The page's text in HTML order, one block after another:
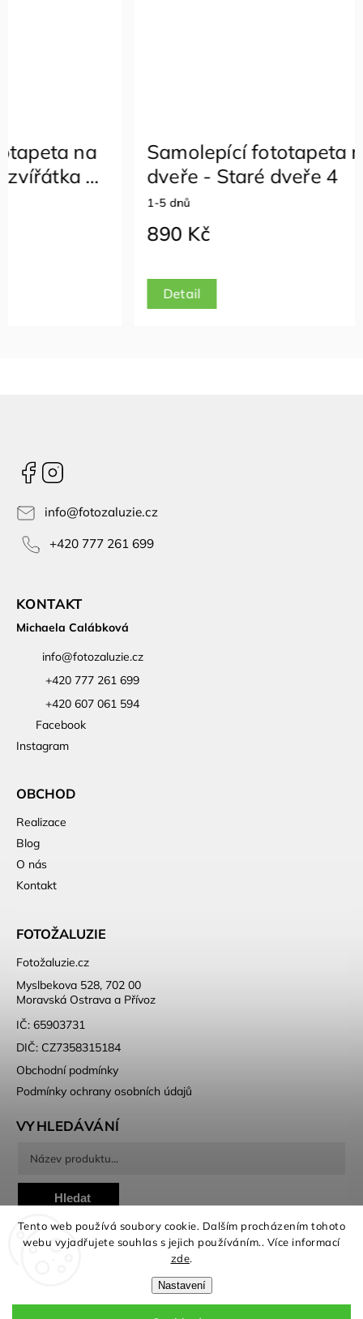
Tento web používá soubory cookie. Dalším procházením tohoto
webu vyjadřujete souhlas s jejich používáním.. Více informací
zde.
Nastavení
Samolepící fototapeta na
dveře - Staré dveře 4
Facebook
info@fotozaluzie.cz
+420 777 261 699
KONTAKT
Michaela Calábková
info@fotozaluzie.cz
+420 777 261 699
+420 607 061 594
Facebook
Instagram
OBCHOD
Realizace
Blog
O nás
Kontakt
FOTOŽALUZIE
Fotožaluzie.cz
Myslbekova 528, 702 00
Moravská Ostrava a Přívoz
IČ: 65903731
DIČ: CZ7358315184
Obchodní podmínky
Podmínky ochrany osobních údajů
VYHLEDÁVÁNÍ
Hledat